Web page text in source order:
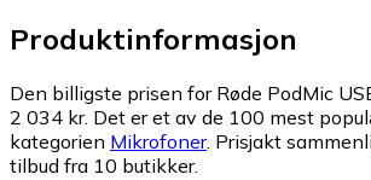
Produktinformasjon
Den billigste prisen for Røde PodMic
2 034 kr. Det er et av de 100 mest
kategorien Mikrofoner. Prisjakt
tilbud fra 10 butikker.